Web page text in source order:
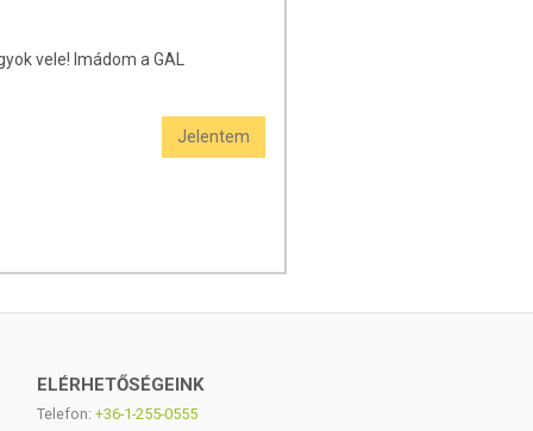
vele! Imádom a GAL
Jelentem
ELÉRHETŐSÉGEINK
Telefon: +36-1-255-0555